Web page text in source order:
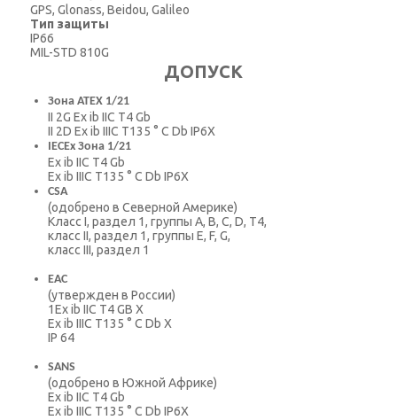
GPS, Glonass, Beidou, Galileo
Тип защиты
IP66
MIL-STD 810G
ДОПУСК
Зона ATEX 1/21
II 2G Ex ib IIC T4 Gb
II 2D Ex ib IIIC T135 ° C Db IP6X
IECEx Зона 1/21
Ex ib IIC T4 Gb
Ex ib IIIC T135 ° C Db IP6X
CSA
(одобрено в Северной Америке)
Класс I, раздел 1, группы A, B, C, D, T4,
класс II, раздел 1, группы E, F, G,
класс III, раздел 1
EAC
(утвержден в России)
1Ex ib IIC T4 GB X
Ex ib IIIC T135 ° C Db X
IP 64
SANS
(одобрено в Южной Африке)
Ex ib IIC T4 Gb
Ex ib IIIC T135 ° C Db IP6X